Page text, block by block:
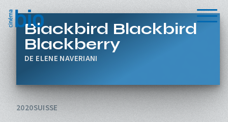
Menu
Blackbird Blackbird
Blackberry
ELENE NAVERIANI
2020SUISSE